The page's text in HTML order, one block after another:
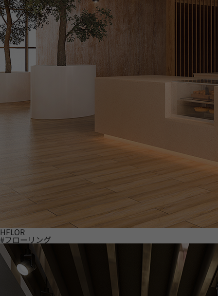
HFLOR
#フローリング